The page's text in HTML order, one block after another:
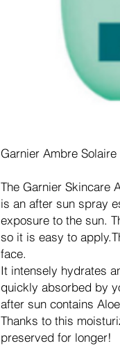
Garnier Ambre
The Garnier Skincare
is an after sun spray
exposure to the sun.
so it is easy to
face.
It intensely hydrates
quickly absorbed by
after sun contains
Thanks to this
preserved for longer!